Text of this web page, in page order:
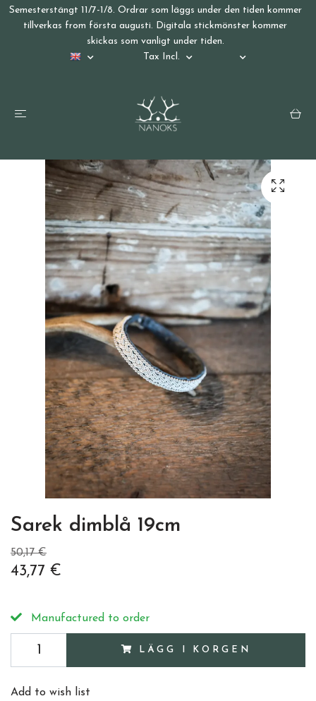
Semesterstängt 11/7-1/8. Ordrar som läggs under den tiden kommer
tillverkas from första augusti. Digitala stickmönster kommer
skickas som vanligt under tiden.
Tax Incl.
Sarek dimblå 19cm
50,17 €
43,77 €
Manufactured to order
LÄGG I KORGEN
Add to wish list